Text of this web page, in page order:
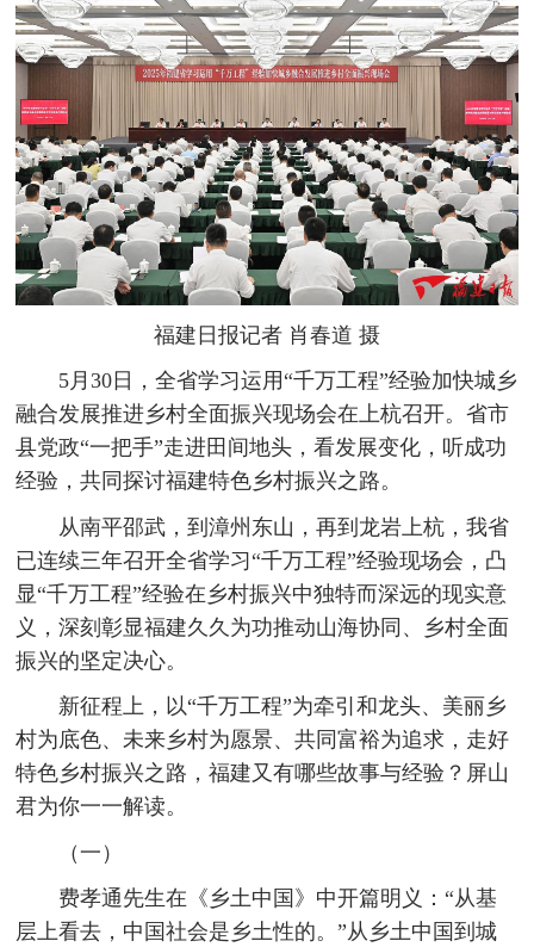
福建日报记者 肖春道 摄
5月30日，全省学习运用“千万工程”经验加快城乡
融合发展推进乡村全面振兴现场会在上杭召开。省市
县党政“一把手”走进田间地头，看发展变化，听成功
经验，共同探讨福建特色乡村振兴之路。
从南平邵武，到漳州东山，再到龙岩上杭，我省
已连续三年召开全省学习“千万工程”经验现场会，凸
显“千万工程”经验在乡村振兴中独特而深远的现实意
义，深刻彰显福建久久为功推动山海协同、乡村全面
振兴的坚定决心。
新征程上，以“千万工程”为牵引和龙头、美丽乡
村为底色、未来乡村为愿景、共同富裕为追求，走好
特色乡村振兴之路，福建又有哪些故事与经验？屏山
君为你一一解读。
（一）
费孝通先生在《乡土中国》中开篇明义：“从基
层上看去，中国社会是乡土性的。”从乡土中国到城